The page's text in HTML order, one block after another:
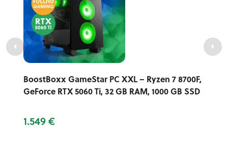
BoostBoxx GameStar PC XXL – Ryzen 7 8700F,
GeForce RTX 5060 Ti, 32 GB RAM, 1000 GB SSD
1.549 €